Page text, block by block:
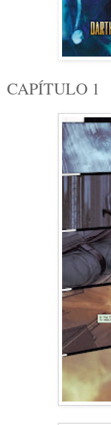
CAPÍTULO 1